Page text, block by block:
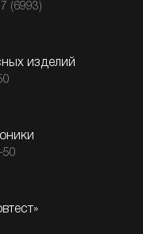
(6993)
изделий
50